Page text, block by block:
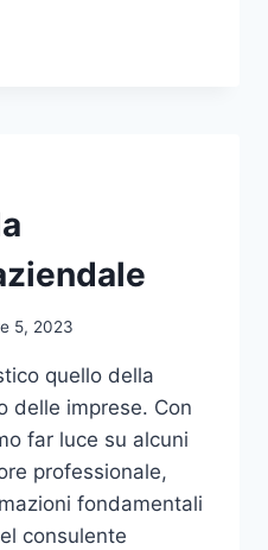
5, 2023
quello della
delle imprese. Con
far luce su alcuni
professionale,
fondamentali
consulente